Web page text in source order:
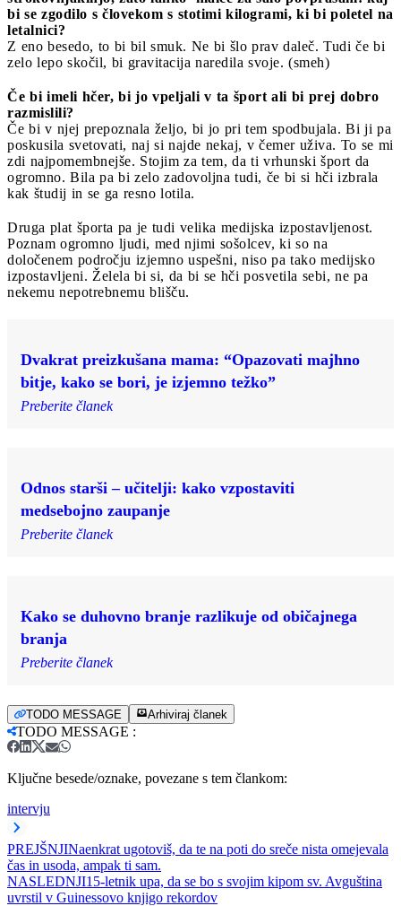
bi se zgodilo s človekom s stotimi kilogrami, ki bi poletel na
letalnici?
Z eno besedo, to bi bil smuk. Ne bi šlo prav daleč. Tudi če bi
zelo lepo skočil, bi gravitacija naredila svoje. (smeh)
Če bi imeli hčer, bi jo vpeljali v ta šport ali bi prej dobro
razmislili?
Če bi v njej prepoznala željo, bi jo pri tem spodbujala. Bi ji pa
poskusila svetovati, naj si najde nekaj, v čemer uživa. To se mi
zdi najpomembnejše. Stojim za tem, da ti vrhunski šport da
ogromno. Bila pa bi zelo zadovoljna tudi, če bi si hči izbrala
kak študij in se ga resno lotila.
Druga plat športa pa je tudi velika medijska izpostavljenost.
Poznam ogromno ljudi, med njimi sošolcev, ki so na
določenem področju izjemno uspešni, niso pa tako medijsko
izpostavljeni. Želela bi si, da bi se hči posvetila sebi, ne pa
nekemu nepotrebnemu blišču.
Dvakrat preizkušana mama: “Opazovati majhno
bitje, kako se bori, je izjemno težko”
Preberite članek
Odnos starši – učitelji: kako vzpostaviti
medsebojno zaupanje
Preberite članek
Kako se duhovno branje razlikuje od običajnega
branja
Preberite članek
TODO MESSAGE Arhiviraj članek
TODO MESSAGE :
Ključne besede/oznake, povezane s tem člankom:
intervju
PREJŠNJINaenkrat ugotoviš, da te na poti do sreče nista omejevala
čas in usoda, ampak ti sam.
NASLEDNJI15-letnik upa, da se bo s svojim kipom sv. Avguština
uvrstil v Guinessovo knjigo rekordov